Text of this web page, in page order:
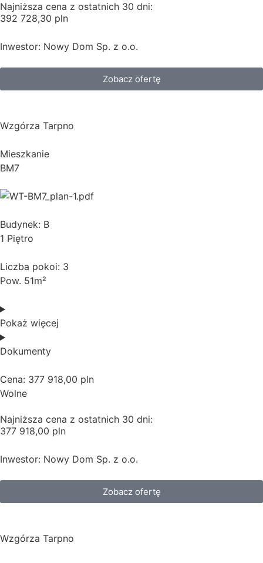
Najniższa cena z ostatnich 30 dni:
392 728,30 pln
Inwestor: Nowy Dom Sp. z o.o.
Zobacz ofertę
Wzgórza Tarpno
Mieszkanie
BM7
Budynek: B
1 Piętro
Liczba pokoi: 3
Pow. 51m²
Pokaż więcej
Dokumenty
Cena: 377 918,00 pln
Wolne
Najniższa cena z ostatnich 30 dni:
377 918,00 pln
Inwestor: Nowy Dom Sp. z o.o.
Zobacz ofertę
Wzgórza Tarpno